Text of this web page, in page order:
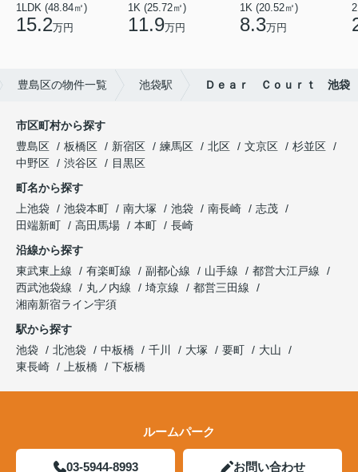
1LDK (48.84㎡)
15.2万円
1K (25.72㎡)
11.9万円
1K (20.52㎡)
8.3万円
豊島区の物件一覧 池袋駅 Ｄｅａｒ Ｃｏｕｒｔ 池袋
市区町村から探す
豊島区
板橋区 新宿区 練馬区 北区 文京区
杉並区
中野区
渋谷区
目黒区
町名から探す
上池袋
池袋本町 南大塚 池袋 南長崎
志茂
田端新町
高田馬場 本町
長崎
沿線から探す
東武東上線
有楽町線 副都心線 山手線
都営大江戸線
西武池袋線
丸ノ内線 埼京線
都営三田線
湘南新宿ライン宇須
駅から探す
池袋
北池袋 中板橋 千川 大塚 要町
大山
東長崎
上板橋 下板橋
ルームパーク
03-5944-8993 お問い合わせ